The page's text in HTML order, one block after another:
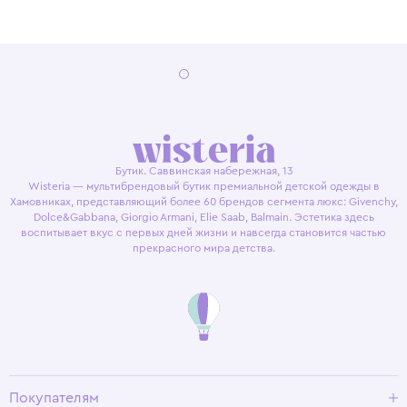
Бутик. Саввинская набережная, 13
Wisteria — мультибрендовый бутик премиальной детской одежды в
Хамовниках, представляющий более 60 брендов сегмента люкс: Givenchy,
Dolce&Gabbana, Giorgio Armani, Elie Saab, Balmain. Эстетика здесь
воспитывает вкус с первых дней жизни и навсегда становится частью
прекрасного мира детства.
Покупателям